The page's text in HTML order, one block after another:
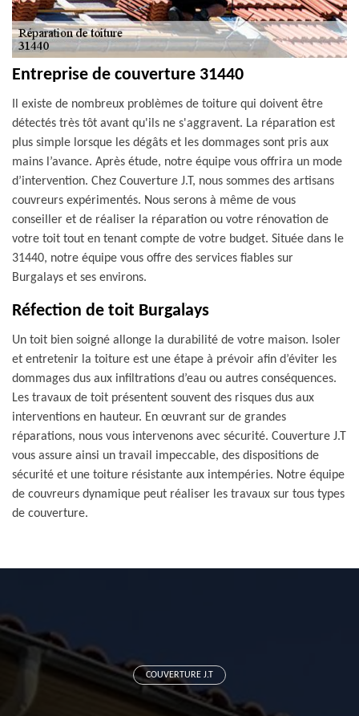
Entreprise de couverture 31440
Il existe de nombreux problèmes de toiture qui doivent être
détectés très tôt avant qu'ils ne s'aggravent. La réparation est
plus simple lorsque les dégâts et les dommages sont pris aux
mains l’avance. Après étude, notre équipe vous offrira un mode
d’intervention. Chez Couverture J.T, nous sommes des artisans
couvreurs expérimentés. Nous serons à même de vous
conseiller et de réaliser la réparation ou votre rénovation de
votre toit tout en tenant compte de votre budget. Située dans le
31440, notre équipe vous offre des services fiables sur
Burgalays et ses environs.
Réfection de toit Burgalays
Un toit bien soigné allonge la durabilité de votre maison. Isoler
et entretenir la toiture est une étape à prévoir afin d’éviter les
dommages dus aux infiltrations d’eau ou autres conséquences.
Les travaux de toit présentent souvent des risques dus aux
interventions en hauteur. En œuvrant sur de grandes
réparations, nous vous intervenons avec sécurité. Couverture J.T
vous assure ainsi un travail impeccable, des dispositions de
sécurité et une toiture résistante aux intempéries. Notre équipe
de couvreurs dynamique peut réaliser les travaux sur tous types
de couverture.
COUVERTURE J.T